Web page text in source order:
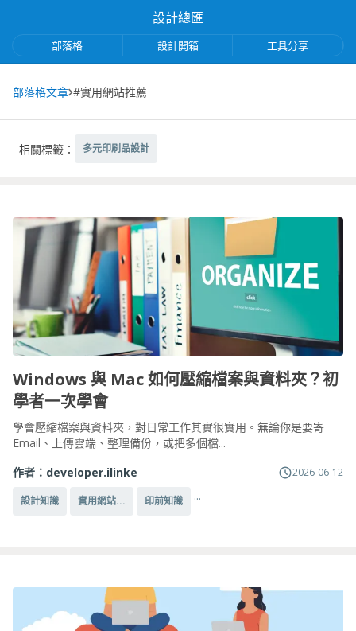
設計總匯
部落格 設計開箱 工具分享
部落格文章 #實用網站推薦
相關標籤： 多元印刷品設計
Windows 與 Mac 如何壓縮檔案與資料夾？初
學者一次學會
學會壓縮檔案與資料夾，對日常工作其實很實用。無論你是要寄
Email、上傳雲端、整理備份，或把多個檔...
作者： developer.ilinke 2026-06-12
設計知識 實用網站... 印前知識 ...